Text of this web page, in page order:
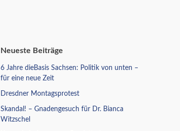
Neueste Beiträge
6 Jahre dieBasis Sachsen: Politik von unten –
für eine neue Zeit
Dresdner Montagsprotest
Skandal! – Gnadengesuch für Dr. Bianca
Witzschel